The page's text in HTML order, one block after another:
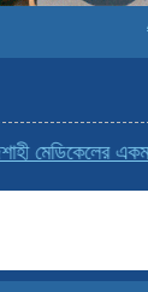
মেডিকেলের